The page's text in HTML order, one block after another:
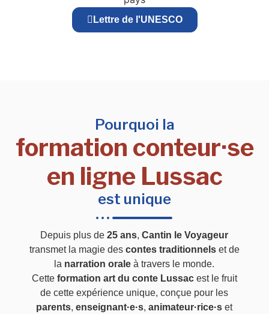
Lettre de l'UNESCO
Pourquoi la
formation conteur·se
en ligne Lussac
est unique
Depuis plus de25 ans,Cantin le Voyageur
transmet la magie des contes traditionnelset de
la narration orale à travers le monde.
Cette formation art du conte Lussacest le fruit
de cette expérience unique, conçue pour les
parents,enseignant·e·s,animateur·rice·s et